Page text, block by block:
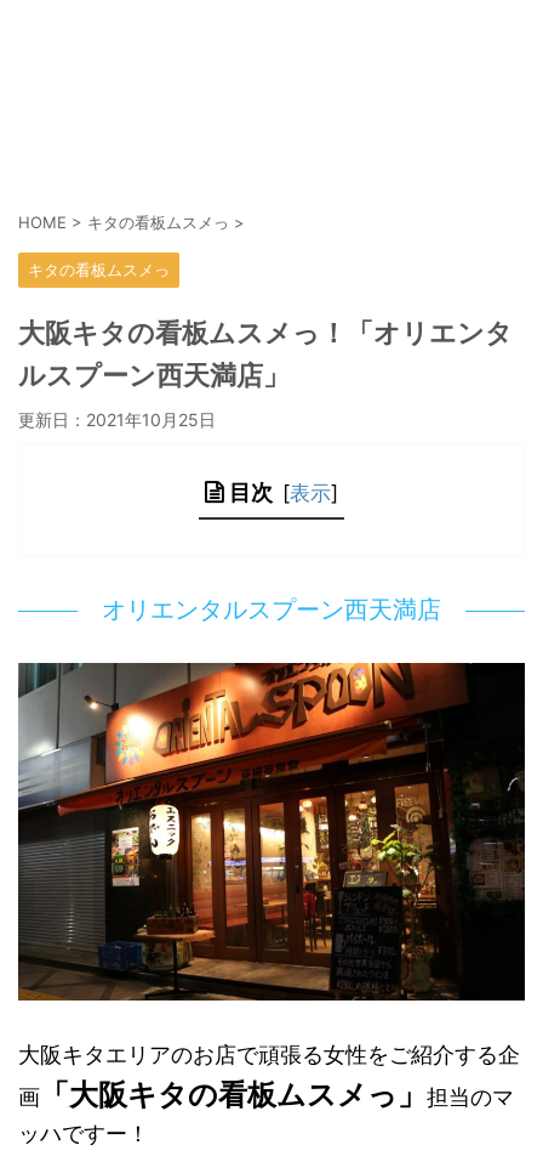
HOME > キタの看板ムスメっ >
キタの看板ムスメっ
大阪キタの看板ムスメっ！「オリエンタ
ルスプーン西天満店」
更新日： 2021年10月25日
目次 [表示]
オリエンタルスプーン西天満店
大阪キタエリアのお店で頑張る女性をご紹介する企
画
「大阪キタの看板ムスメっ」
担当のマ
ッハですー！